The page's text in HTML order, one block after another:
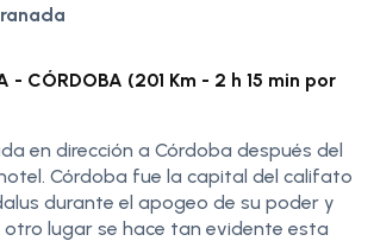
- CÓRDOBA (201 Km - 2 h 15 min por
en dirección a Córdoba después del
Córdoba fue la capital del califato
durante el apogeo de su poder y
otro lugar se hace tan evidente esta